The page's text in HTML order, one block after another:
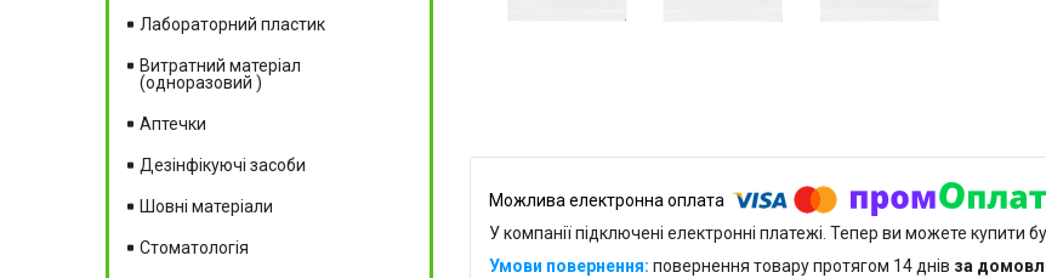
У компанії підключені електронні платежі. Тепер ви можете купити
повернення товару протягом 14 днів за
Лабораторний пластик
Витратний матеріал
(одноразовий )
Аптечки
Дезінфікуючі засоби
Шовні матеріали
Стоматологія